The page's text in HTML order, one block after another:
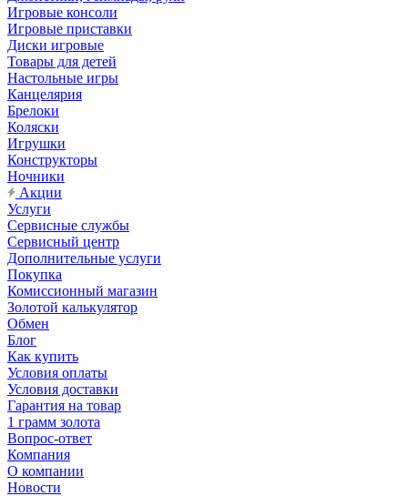
Игровые консоли
Игровые приставки
Диски игровые
Товары для детей
Настольные игры
Канцелярия
Брелоки
Коляски
Игрушки
Конструкторы
Ночники
Акции
Услуги
Сервисные службы
Сервисный центр
Дополнительные услуги
Покупка
Комиссионный магазин
Золотой калькулятор
Обмен
Блог
Как купить
Условия оплаты
Условия доставки
Гарантия на товар
1 грамм золота
Вопрос-ответ
Компания
О компании
Новости